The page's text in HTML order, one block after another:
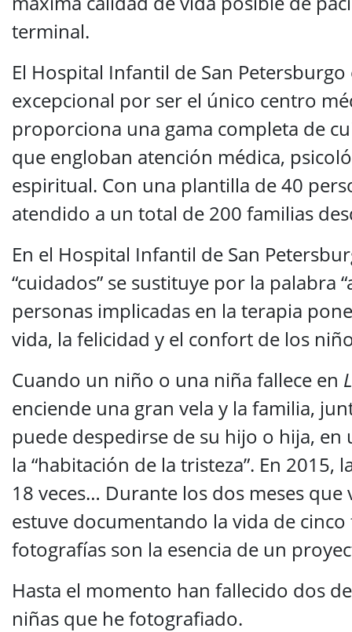
terminal.
El Hospital Infantil de San
excepcional por ser el único centro
proporciona una gama completa de
que engloban atención médica,
espiritual. Con una plantilla de 40
atendido a un total de 200 familias
En el Hospital Infantil de San
“cuidados” se sustituye por la palabra
personas implicadas en la terapia
vida, la felicidad y el confort de los
Cuando un niño o una niña fallece en
enciende una gran vela y la familia,
puede despedirse de su hijo o hija, en
la “habitación de la tristeza”. En 2015,
18 veces… Durante los dos meses que
estuve documentando la vida de cinco
fotografías son la esencia de un
Hasta el momento han fallecido dos
niñas que he fotografiado.